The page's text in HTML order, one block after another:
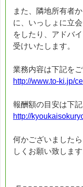
また、隣地所有者
に、いっしょに立会
をしたり、アドバ
受けいたします。
業務内容は下記を
http://www.to-ki.jp/
報酬額の目安は下
http://
何かございました
しくお願い致します